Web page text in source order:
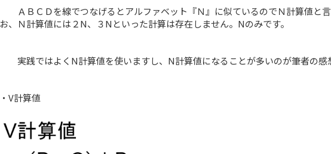
ＡＢＣＤを線でつなげるとアルファベット『Ｎ』に似ているのでＮ計算値と
お、Ｎ計算値には２N、３Nといった計算は存在しません。Nのみです。
実践ではよくN計算値を使いますし、N計算値になることが多いのが筆者の感
・V計算値